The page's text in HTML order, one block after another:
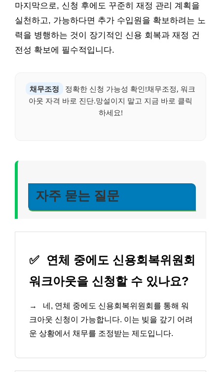
마지막으로, 신청 후에도 꾸준히 재정 관리 계획을
실천하고, 가능하다면 추가 수입원을 확보하려는 노
력을 병행하는 것이 장기적인 신용 회복과 재정 건
전성 확보에 필수적입니다.
채무조정
정확한 신청 가능성 확인!채무조정, 워크
아웃 자격 바로 진단.망설이지 말고 지금 바로 클릭
하세요!
자주 묻는 질문
✅
연체 중에도 신용회복위원회
워크아웃을 신청할 수 있나요?
→
네, 연체 중에도 신용회복위원회를 통해 워
크아웃 신청이 가능합니다. 이는 빚을 갚기 어려
운 상황에서 채무를 조정받는 제도입니다.